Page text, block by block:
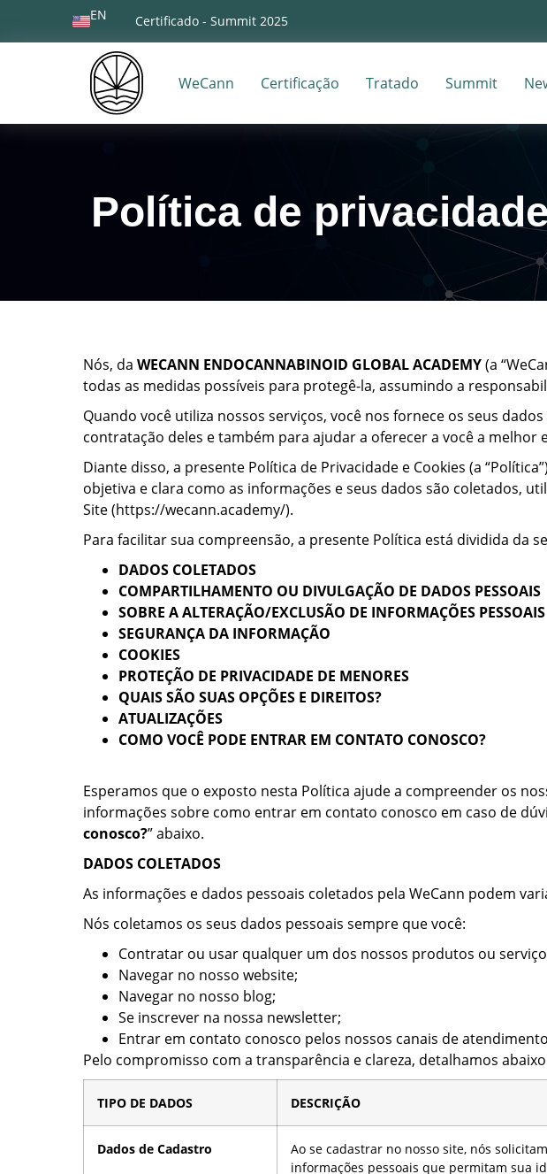
EN Certificado - Summit 2025
WeCann Certificação Tratado Summit
Política de privacidade
Nós, daWECANN ENDOCANNABINOID GLOBAL ACADEMY(a
todas as medidas possíveis para protegê-la, assumindo a
Quando você utiliza nossos serviços, você nos fornece os seus
contratação deles e também para ajudar a oferecer a você a melhor
Diante disso, a presente Política de Privacidade e Cookies (a
objetiva e clara como as informações e seus dados são coletados,
Site (https://wecann.academy/).
Para facilitar sua compreensão, a presente Política está dividida da
DADOS COLETADOS
COMPARTILHAMENTO OU DIVULGAÇÃO DE DADOS PESSOAIS
SOBRE A ALTERAÇÃO/EXCLUSÃO DE INFORMAÇÕES PESSOAIS
SEGURANÇA DA INFORMAÇÃO
COOKIES
PROTEÇÃO DE PRIVACIDADE DE MENORES
QUAIS SÃO SUAS OPÇÕES E DIREITOS?
ATUALIZAÇÕES
COMO VOCÊ PODE ENTRAR EM CONTATO CONOSCO?
Esperamos que o exposto nesta Política ajude a compreender os
informações sobre como entrar em contato conosco em caso de
conosco?” abaixo.
DADOS COLETADOS
As informações e dados pessoais coletados pela WeCann podem
Nós coletamos os seus dados pessoais sempre que você:
Contratar ou usar qualquer um dos nossos produtos ou
Navegar no nosso website;
Navegar no nosso blog;
Se inscrever na nossa newsletter;
Entrar em contato conosco pelos nossos canais de
Pelo compromisso com a transparência e clareza, detalhamos
TIPO DE DADOS DESCRIÇÃO
Dados de Cadastro
Ao se cadastrar no nosso site, nós
informações pessoais que permitam sua